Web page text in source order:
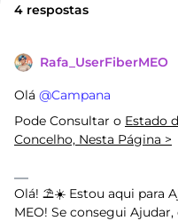
4 respostas
Rafa_UserFiberMEO
Olá ​ @Campana
Pode Consultar o Estado
Concelho, Nesta Página >
Olá! ⛱️☀️ Estou aqui para
MEO! Se consegui